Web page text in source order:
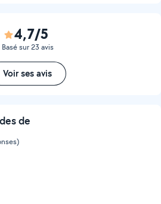
4,7/5
Basé sur 23 avis
Voir ses avis
de